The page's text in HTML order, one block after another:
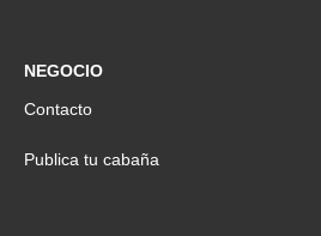
NEGOCIO
Contacto
Publica tu cabaña